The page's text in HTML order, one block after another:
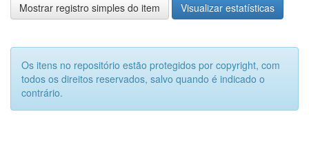
Mostrar registro simples do item Visualizar estatísticas
Os itens no repositório estão protegidos por copyright, com
todos os direitos reservados, salvo quando é indicado o
contrário.